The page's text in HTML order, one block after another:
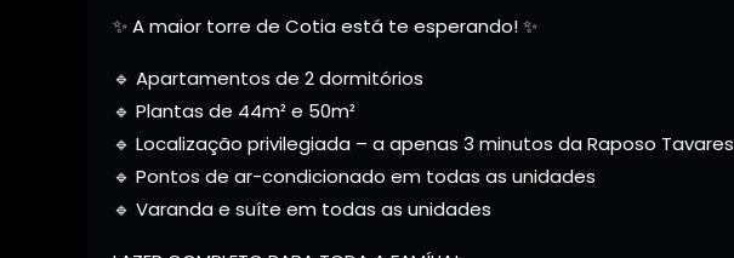
✨ A maior torre de Cotia está te esperando! ✨
🔹 Apartamentos de 2 dormitórios
🔹 Plantas de 44m² e 50m²
🔹 Localização privilegiada – a apenas 3 minutos da Raposo Tavares
🔹 Pontos de ar-condicionado em todas as unidades
🔹 Varanda e suíte em todas as unidades